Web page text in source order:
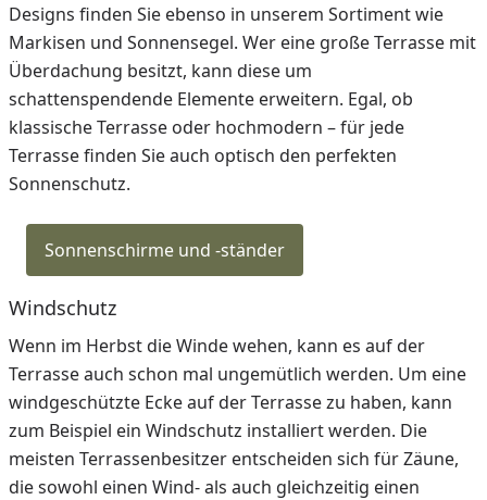
Designs finden Sie ebenso in unserem Sortiment wie
Markisen und Sonnensegel. Wer eine große Terrasse mit
Überdachung besitzt, kann diese um
schattenspendende Elemente erweitern. Egal, ob
klassische Terrasse oder hochmodern – für jede
Terrasse finden Sie auch optisch den perfekten
Sonnenschutz.
Sonnenschirme und -ständer
Windschutz
Wenn im Herbst die Winde wehen, kann es auf der
Terrasse auch schon mal ungemütlich werden. Um eine
windgeschützte Ecke auf der Terrasse zu haben, kann
zum Beispiel ein Windschutz installiert werden. Die
meisten Terrassenbesitzer entscheiden sich für Zäune,
die sowohl einen Wind- als auch gleichzeitig einen